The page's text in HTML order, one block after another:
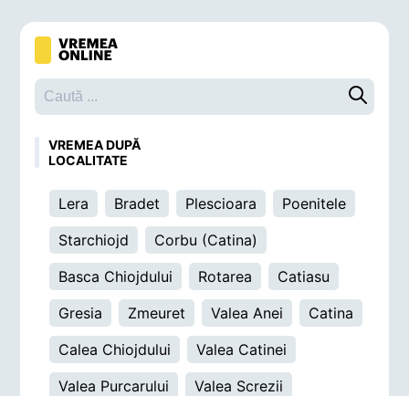
Caută o
VREMEA DUPĂ
LOCALITATE
Lera Bradet Plescioara
Poenitele
Starchiojd
Corbu (Catina)
Basca Chiojdului
Rotarea
Catiasu
Gresia
Zmeuret Valea Anei
Catina
Calea Chiojdului
Valea Catinei
Valea Purcarului
Valea Screzii